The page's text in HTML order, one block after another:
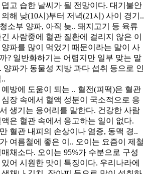
덥고 습한 날씨가 될 전망이다. 대기불안
의해 낮(10시)부터 저녁(21시) 사이 경기..
소부 양파, 아직 늦.. 돼지고기 등 육류
사람중에 혈관 질환에 걸리지 않은 이
양파를 많이 먹었기 때문이라는 말이 사
? 일반화하기는 어렵지만 일부 맞는 말
양파가 동물성 지방 과다 섭취 등으로 인
예방에 도움이 되는 .. 혈전(피떡)은 혈관
심장 속에서 혈액 성분이 국소적으로 응
생기는 응어리를 말한다. 건강한 사람
액은 혈관 속에서 응고하는 일이 없다.
혈관 내피의 손상이나 염증, 동맥 경..
여름철에 좋은 이.. 오이는 요즘이 제철
매채소다. 오이는 95%가 수분으로 구성
있어 시원한 맛이 특징이다. 우리나라에